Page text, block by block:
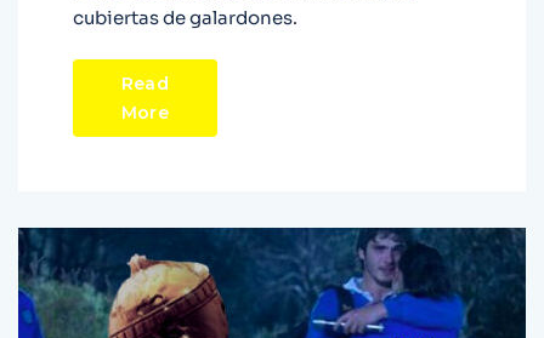
cubiertas de galardones.
Read
More